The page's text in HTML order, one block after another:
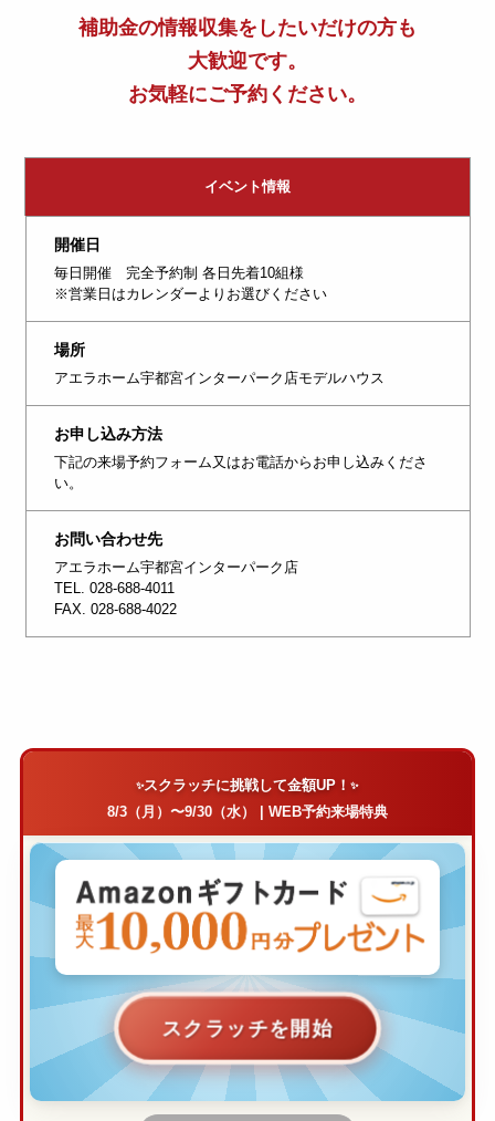
補助金の情報収集をしたいだけの方も
大歓迎です。
お気軽にご予約ください。
イベント情報
開催日
毎日開催 完全予約制 各日先着10組様
※営業日はカレンダーよりお選びください
場所
アエラホーム宇都宮インターパーク店モデルハウス
お申し込み方法
下記の来場予約フォーム又はお電話からお申し込みくださ
い。
お問い合わせ先
アエラホーム宇都宮インターパーク店
TEL. 028-688-4011
FAX. 028-688-4022
スクラッチに挑戦して金額UP！
8/3（月）〜9/30（水） | WEB予約来場特典
スクラッチを開始